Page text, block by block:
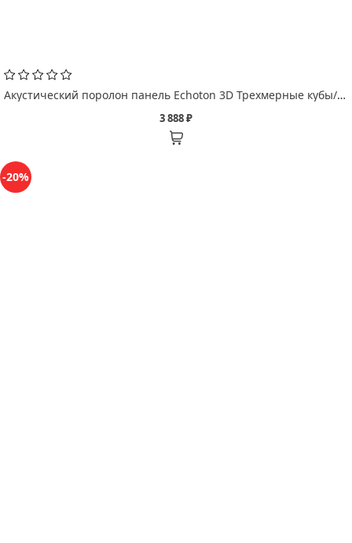
Акустический поролон панель Echoton 3D Трехмерные кубы/ Cubes 1 шт
3 888 ₽
-20%